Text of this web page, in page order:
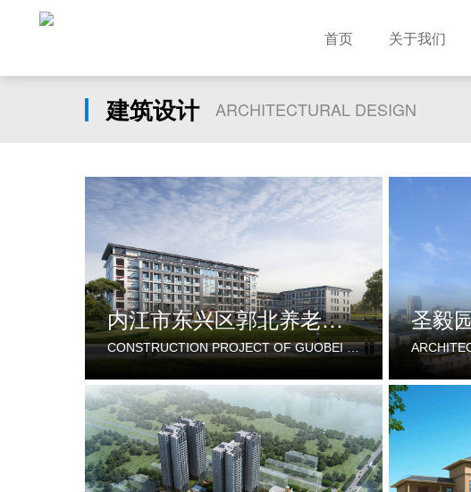
首页 关于我们
建筑设计 ARCHITECTURAL DESIGN
内江市东兴区郭北养老服务中心建设项目
CONSTRUCTION PROJECT OF GUOBEI ELDERLY SERVICE CENTER IN DONGXING DISTRICT, NEIJIANG CITY
圣毅